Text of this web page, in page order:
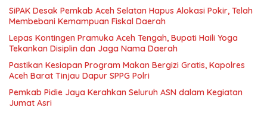
SiPAK Desak Pemkab Aceh Selatan Hapus Alokasi Pokir, Telah
Membebani Kemampuan Fiskal Daerah
Lepas Kontingen Pramuka Aceh Tengah, Bupati Haili Yoga
Tekankan Disiplin dan Jaga Nama Daerah
Pastikan Kesiapan Program Makan Bergizi Gratis, Kapolres
Aceh Barat Tinjau Dapur SPPG Polri
Pemkab Pidie Jaya Kerahkan Seluruh ASN dalam Kegiatan
Jumat Asri